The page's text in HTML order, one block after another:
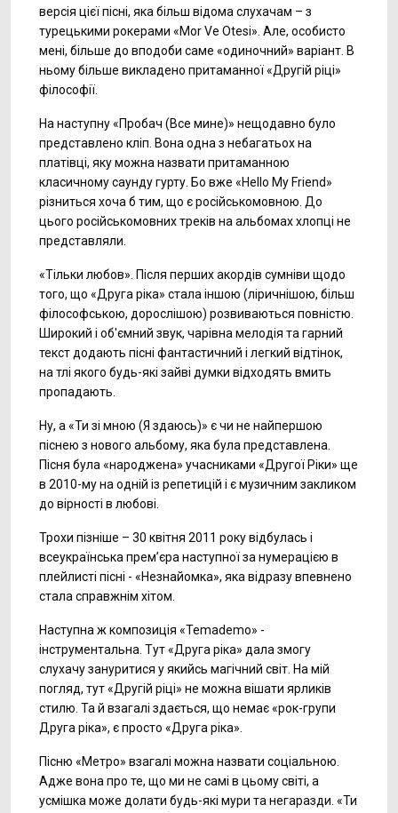
версія цієї пісні, яка більш відома слухачам – з
турецькими рокерами «Mor Ve Otesi». Але, особисто
мені, більше до вподоби саме «одиночний» варіант. В
ньому більше викладено притаманної «Другій ріці»
філософії.
На наступну «Пробач (Все мине)» нещодавно було
представлено кліп. Вона одна з небагатьох на
платівці, яку можна назвати притаманною
класичному саунду гурту. Бо вже «Hello My Friend»
різниться хоча б тим, що є російськомовною. До
цього російськомовних треків на альбомах хлопці не
представляли.
«Тільки любов». Після перших акордів сумніви щодо
того, що «Друга ріка» стала іншою (ліричнішою, більш
філософською, дорослішою) розвиваються повністю.
Широкий і об'ємний звук, чарівна мелодія та гарний
текст додають пісні фантастичний і легкий відтінок,
на тлі якого будь-які зайві думки відходять вмить
пропадають.
Ну, а «Ти зі мною (Я здаюсь)» є чи не найпершою
піснею з нового альбому, яка була представлена.
Пісня була «народжена» учасниками «Другої Ріки» ще
в 2010-му на одній із репетицій і є музичним закликом
до вірності в любові.
Трохи пізніше – 30 квітня 2011 року відбулась і
всеукраїнська прем’єра наступної за нумерацією в
плейлисті пісні - «Незнайомка», яка відразу впевнено
стала справжнім хітом.
Наступна ж композиція «Temademo» -
інструментальна. Тут «Друга ріка» дала змогу
слухачу зануритися у якийсь магічний світ. На мій
погляд, тут «Другій ріці» не можна вішати ярликів
стилю. Та й взагалі здається, що немає «рок-групи
Друга ріка», є просто «Друга ріка».
Пісню «Метро» взагалі можна назвати соціальною.
Адже вона про те, що ми не самі в цьому світі, а
усмішка може долати будь-які мури та негаразди. «Ти